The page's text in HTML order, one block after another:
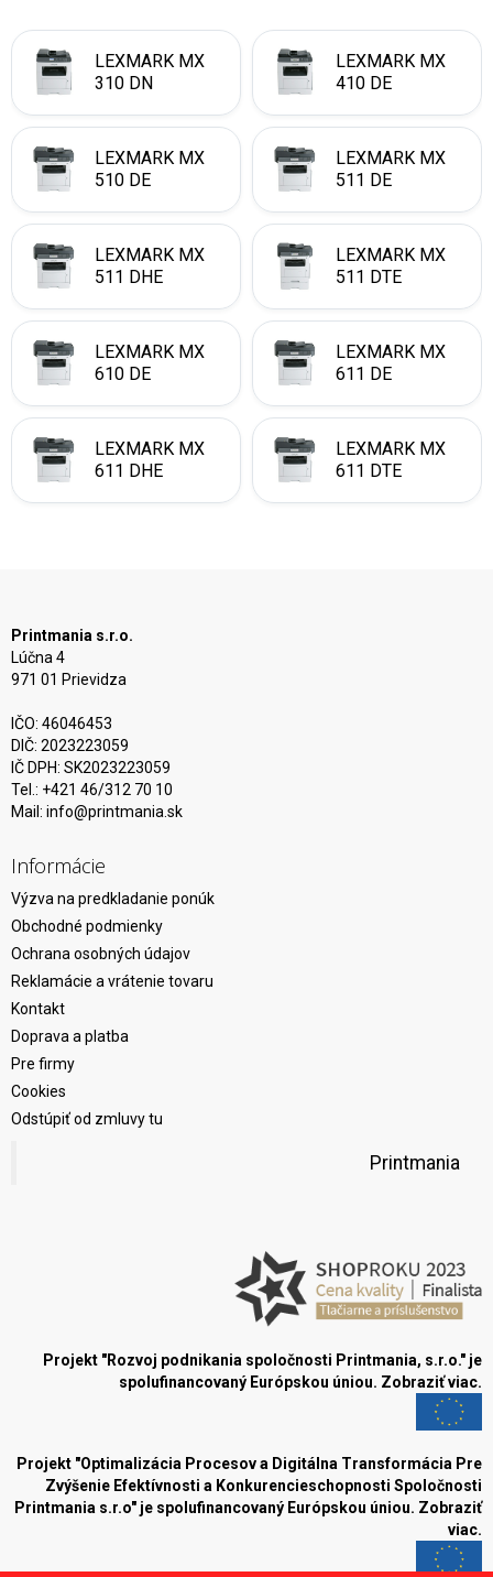
LEXMARK MX
310 DN
LEXMARK MX
410 DE
LEXMARK MX
510 DE
LEXMARK MX
511 DE
LEXMARK MX
511 DHE
LEXMARK MX
511 DTE
LEXMARK MX
610 DE
LEXMARK MX
611 DE
LEXMARK MX
611 DHE
LEXMARK MX
611 DTE
Printmania s.r.o.
Lúčna 4
971 01 Prievidza
IČO: 46046453
DIČ: 2023223059
IČ DPH: SK2023223059
Tel.: +421 46/312 70 10
Mail: info@printmania.sk
Informácie
Výzva na predkladanie ponúk
Obchodné podmienky
Ochrana osobných údajov
Reklamácie a vrátenie tovaru
Kontakt
Doprava a platba
Pre firmy
Cookies
Odstúpiť od zmluvy tu
Printmania
Projekt "Rozvoj podnikania spoločnosti Printmania, s.r.o." je
spolufinancovaný Európskou úniou. Zobraziť viac.
Projekt "Optimalizácia Procesov a Digitálna Transformácia Pre
Zvýšenie Efektívnosti a Konkurencieschopnosti Spoločnosti
Printmania s.r.o" je spolufinancovaný Európskou úniou. Zobraziť
viac.